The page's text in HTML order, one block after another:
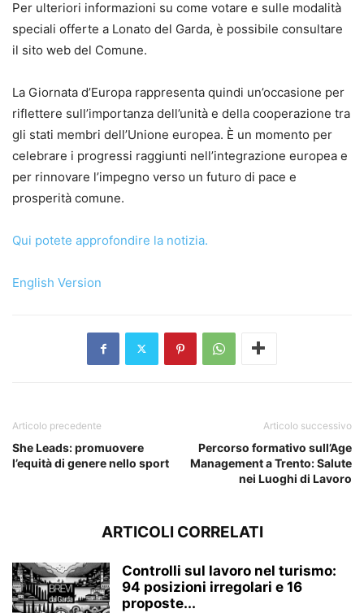
Per ulteriori informazioni su come votare e sulle modalità
speciali offerte a Lonato del Garda, è possibile consultare
il sito web del Comune.
La Giornata d’Europa rappresenta quindi un’occasione per
riflettere sull’importanza dell’unità e della cooperazione tra
gli stati membri dell’Unione europea. È un momento per
celebrare i progressi raggiunti nell’integrazione europea e
per rinnovare l’impegno verso un futuro di pace e
prosperità comune.
Qui potete approfondire la notizia.
English Version
Articolo precedente
She Leads: promuovere
l’equità di genere nello sport
Articolo successivo
Percorso formativo sull’Age
Management a Trento: Salute
nei Luoghi di Lavoro
ARTICOLI CORRELATI
Controlli sul lavoro nel turismo:
94 posizioni irregolari e 16
proposte...